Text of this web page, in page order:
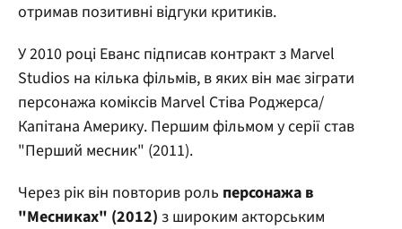
отримав позитивні відгуки критиків.
У 2010 році Еванс підписав контракт з Marvel
Studios на кілька фільмів, в яких він має зіграти
персонажа коміксів Marvel Стіва Роджерса/
Капітана Америку. Першим фільмом у серії став
"Перший месник" (2011).
Через рік він повторив роль персонажа в
"Месниках" (2012) з широким акторським